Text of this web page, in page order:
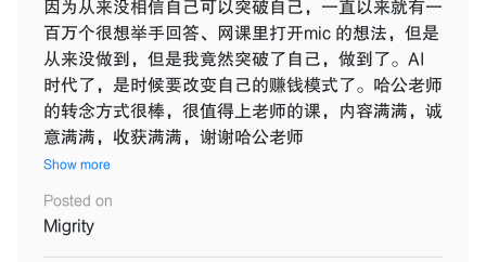
因为从来没相信自己可以突破自己，一直以来就有一
百万个很想举手回答、网课里打开mic 的想法，但是
从来没做到，但是我竟然突破了自己，做到了。AI
时代了，是时候要改变自己的赚钱模式了。哈公老师
的转念方式很棒，很值得上老师的课，内容满满，诚
意满满，收获满满，谢谢哈公老师
Show more
Posted on
Migrity